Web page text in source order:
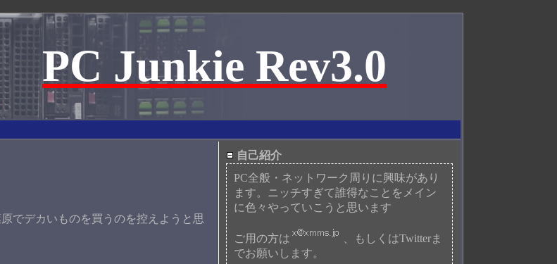
PC Junkie Rev3.0
でデカいものを買うのを控えようと思
自己紹介
PC全般・ネットワーク周りに興味があり
ます。ニッチすぎて誰得なことをメイン
に色々やっていこうと思います
ご用の方は
、もしくはTwitterま
でお願いします。